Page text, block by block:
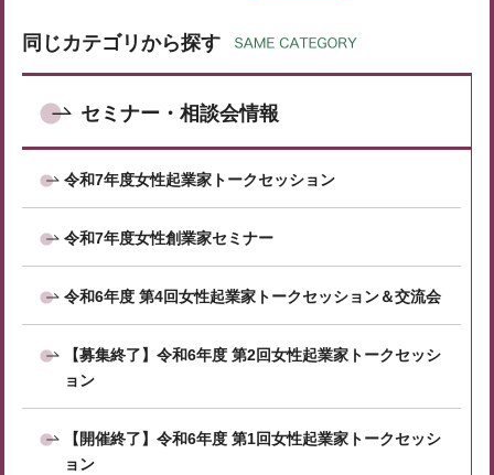
同じカテゴリから探す
セミナー・相談会情報
令和7年度女性起業家トークセッション
令和7年度女性創業家セミナー
令和6年度 第4回女性起業家トークセッション＆交流会
【募集終了】令和6年度 第2回女性起業家トークセッシ
ョン
【開催終了】令和6年度 第1回女性起業家トークセッシ
ョン